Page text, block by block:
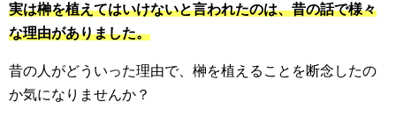
実は榊を植えてはいけないと言われたのは、昔の話で様々
な理由がありました。
昔の人がどういった理由で、榊を植えることを断念したの
か気になりませんか？